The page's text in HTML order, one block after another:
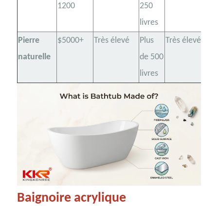
1200
250
livres
Pierre
naturelle
$5000+ Très élevé
Plus
de 500
livres
Très élevé
Baignoire acrylique